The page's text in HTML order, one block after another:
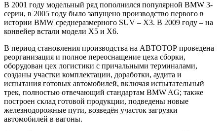
В 2001 году модельный ряд пополнился популярной BMW 3-
серии, в 2005 году было запущено производство первого в
истории BMW среднеразмерного SUV – Х3. В 2009 году – на
конвейер встали модели Х5 и Х6.
В период становления производства на АВТОТОР проведена
реорганизация и полное переоснащение цеха сборки,
оборудован цех логистики с причальными терминалами,
созданы участки комплектации, доработки, аудита и
испытания готовых автомобилей, включая испытательный
трек, полностью отвечающий стандартам BMW AG; также
построен склад готовой продукции, подведены новые
железнодорожные пути, возведён участок загрузки
автомобилей в вагоны.